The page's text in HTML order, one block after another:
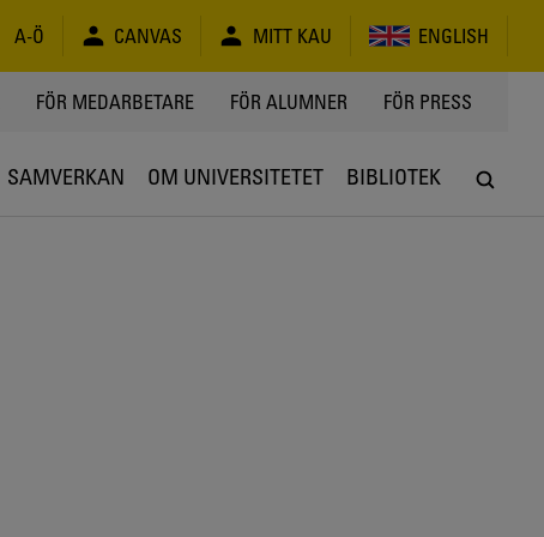
A-Ö CANVAS MITT KAU ENGLISH
FÖR MEDARBETARE FÖR ALUMNER FÖR PRESS
SAMVERKAN OM UNIVERSITETET BIBLIOTEK